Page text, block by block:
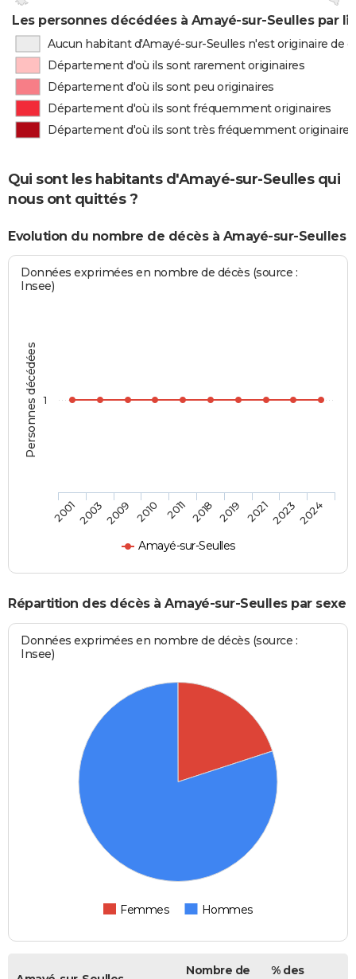
Les personnes décédées à Amayé-sur-Seulles par
Aucun habitant d'Amayé-sur-Seulles n'est originaire de
Département d'où ils sont rarement originaires
Département d'où ils sont peu originaires
Département d'où ils sont fréquemment originaires
Département d'où ils sont très fréquemment originaires
Qui sont les habitants d'Amayé-sur-Seulles qui
nous ont quittés ?
Evolution du nombre de décès à Amayé-sur-Seulles
Personnes décédées
Données exprimées en nombre de décès (source :
Insee)
Amayé-sur-Seulles
200120032009 2010 2011 2018 2019 202120232024
1
Répartition des décès à Amayé-sur-Seulles par sexe
Données exprimées en nombre de décès (source :
Insee)
Femmes Hommes
Nombre de % des